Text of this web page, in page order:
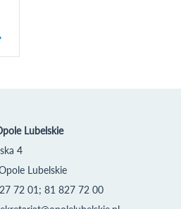
Lubelskie
4
Lubelskie
72 01; 81 827 72 00